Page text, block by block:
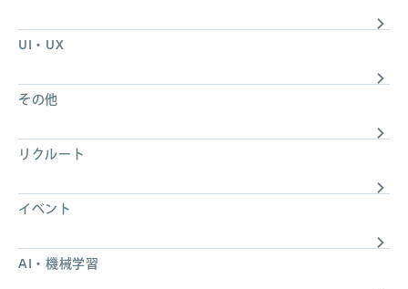
UI・UX
その他
リクルート
イベント
AI・機械学習